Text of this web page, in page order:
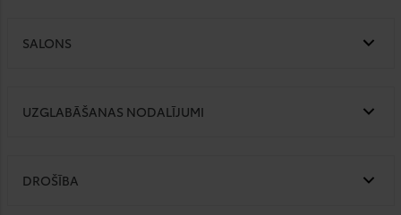
SALONS
UZGLABĀŠANAS NODALĪJUMI
DROŠĪBA